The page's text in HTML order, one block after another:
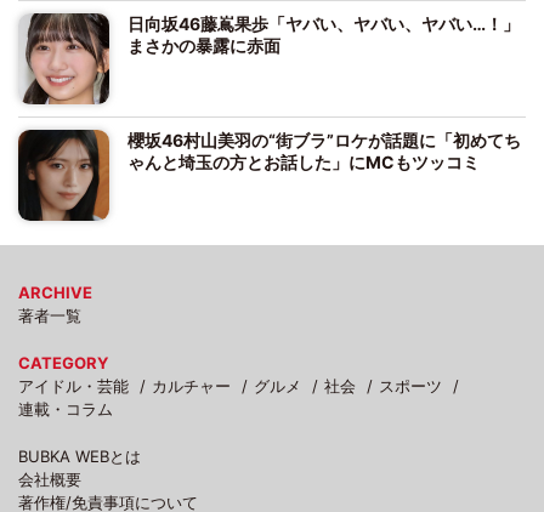
日向坂46藤嶌果歩「ヤバい、ヤバい、ヤバい…！」
まさかの暴露に赤面
櫻坂46村山美羽の“街ブラ”ロケが話題に「初めてち
ゃんと埼玉の方とお話した」にMCもツッコミ
ARCHIVE
著者一覧
CATEGORY
アイドル・芸能
カルチャー グルメ 社会
スポーツ
連載・コラム
BUBKA WEBとは
会社概要
著作権/免責事項について